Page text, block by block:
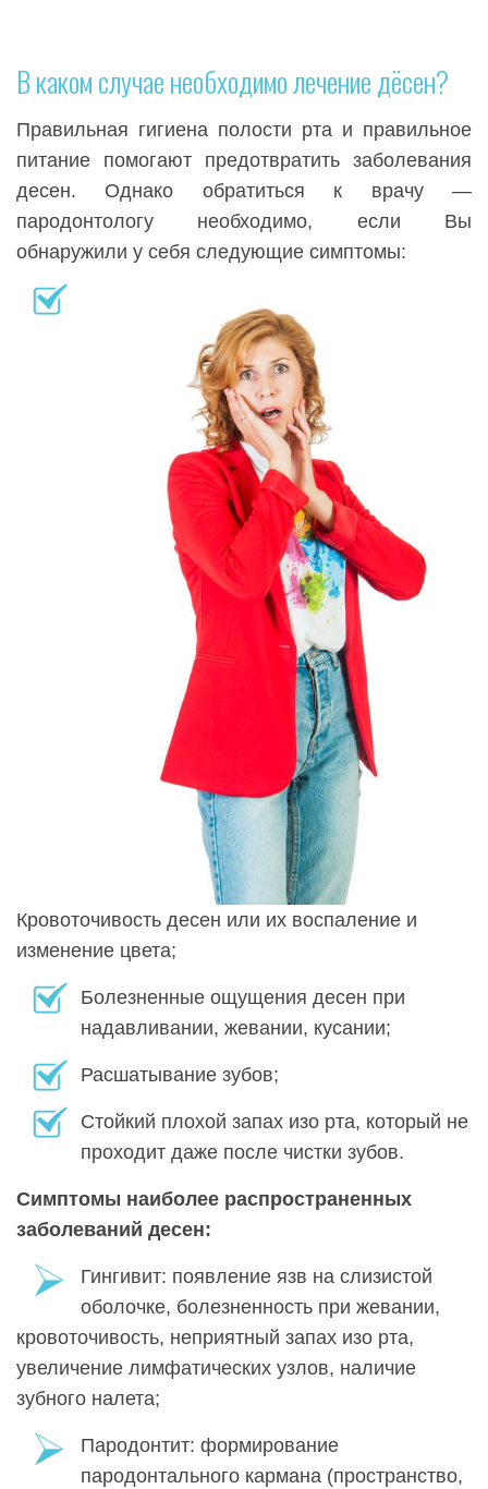
В каком случае необходимо лечение дёсен?
Правильная гигиена полости рта и правильное
питание помогают предотвратить заболевания
десен. Однако обратиться к врачу —
пародонтологу необходимо, если Вы
обнаружили у себя следующие симптомы:
Кровоточивость десен или их воспаление и
изменение цвета;
Болезненные ощущения десен при
надавливании, жевании, кусании;
Расшатывание зубов;
Стойкий плохой запах изо рта, который не
проходит даже после чистки зубов.
Симптомы наиболее распространенных
заболеваний десен:
Гингивит: появление язв на слизистой
оболочке, болезненность при жевании,
кровоточивость, неприятный запах изо рта,
увеличение лимфатических узлов, наличие
зубного налета;
Пародонтит: формирование
пародонтального кармана (пространство,